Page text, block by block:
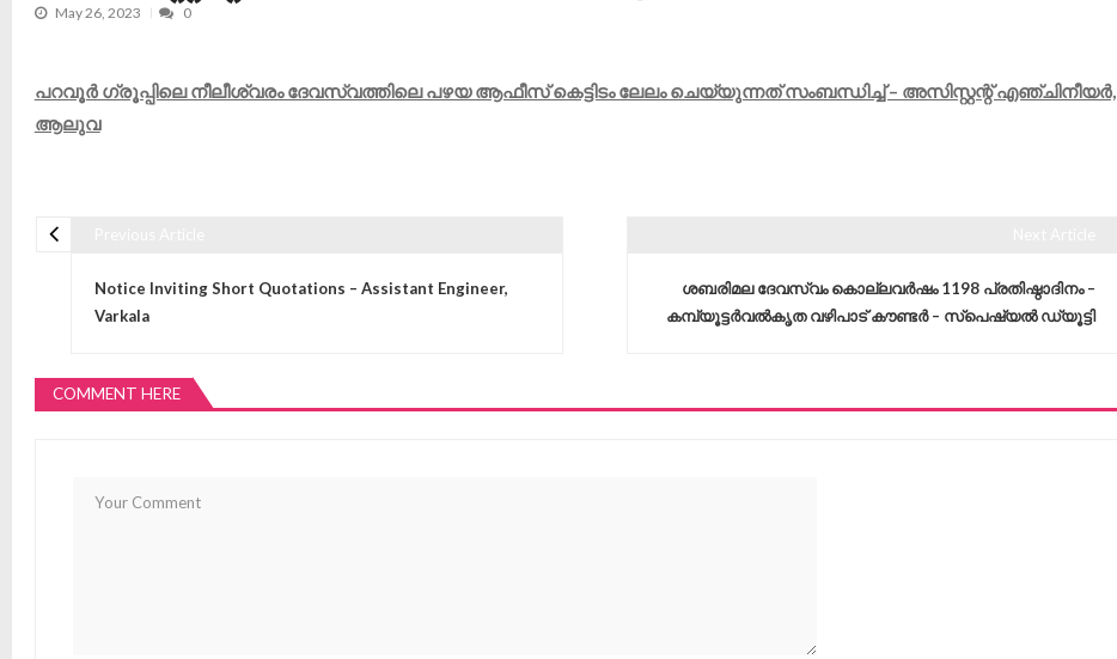
May 26, 2023 0
പറവൂർ ഗ്രൂപ്പിലെ നീലീശ്വരം ദേവസ്വത്തിലെ പഴയ ആഫീസ് കെട്ടിടം ലേലം ചെയ്യുന്നത് സംബന്ധിച്ച് – അസിസ്റ്റന്റ് എഞ്ചിനീയർ,
ആലുവ
Notice Inviting Short Quotations – Assistant Engineer,
Varkala
ശബരിമല ദേവസ്വം കൊല്ലവർഷം 1198 പ്രതിഷ്ഠാദിനം –
കമ്പ്യൂട്ടർവൽകൃത വഴിപാട് കൗണ്ടർ – സ്‌പെഷ്യൽ ഡ്യൂട്ടി
COMMENT HERE